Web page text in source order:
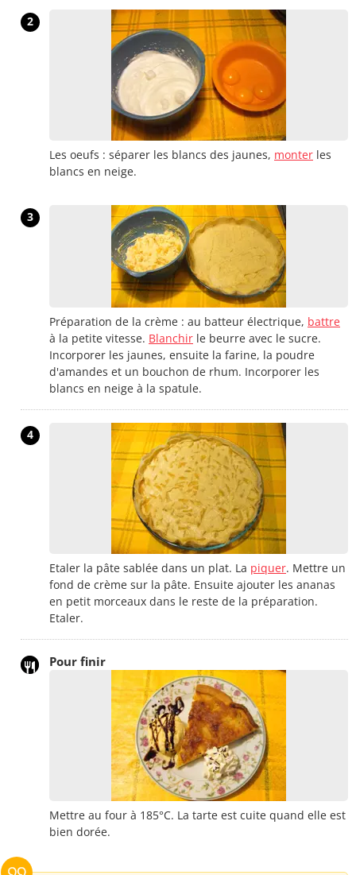
2
Les oeufs : séparer les blancs des jaunes, monter les
blancs en neige.
3
Préparation de la crème : au batteur électrique, battre
à la petite vitesse. Blanchir le beurre avec le sucre.
Incorporer les jaunes, ensuite la farine, la poudre
d'amandes et un bouchon de rhum. Incorporer les
blancs en neige à la spatule.
4
Etaler la pâte sablée dans un plat. La piquer. Mettre un
fond de crème sur la pâte. Ensuite ajouter les ananas
en petit morceaux dans le reste de la préparation.
Etaler.
Pour finir
Mettre au four à 185°C. La tarte est cuite quand elle est
bien dorée.